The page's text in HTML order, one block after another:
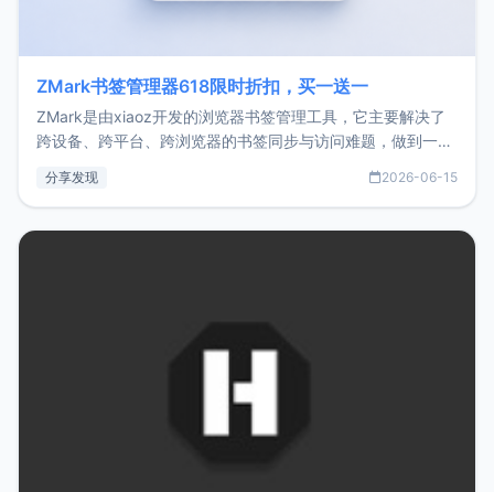
ZMark书签管理器618限时折扣，买一送一
ZMark是由xiaoz开发的浏览器书签管理工具，它主要解决了
跨设备、跨平台、跨浏览器的书签同步与访问难题，做到一处
用，让管理更高效。ZMark官网地址：
分享发现 2026-06-15